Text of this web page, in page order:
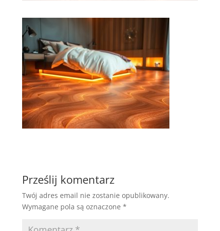
Prześlij komentarz
Twój adres email nie zostanie opublikowany.
Wymagane pola są oznaczone *